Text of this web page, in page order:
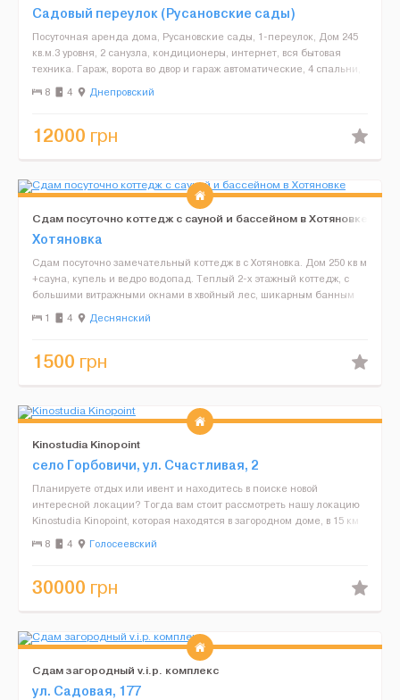
Садовый переулок (Русановские сады)
Посуточная аренда дома, Русановские сады, 1-переулок, Дом 245
кв.м.3 уровня, 2 санузла, кондиционеры, интернет, вся бытовая
техника. Гараж, ворота во двор и гараж автоматические, 4 спальни,
гостиная, бильярдная, джакузи, сауна, к...
8 4 Днепровский
12000 грн
Сдам посуточно коттедж с сауной и бассейном в Хотяновке
Хотяновка
Cдам посуточно замечательный коттедж в с Хотяновка. Дом 250 кв м
+сауна, купель и ведро водопад. Теплый 2-х этажный коттедж, с
большими витражными окнами в хвойный лес, шикарным банным
комплексом состоящим: из сауны до 150 градусо...
1 4 Деснянский
1500 грн
Kinostudia Kinopoint
село Горбовичи, ул. Счастливая, 2
Планируете отдых или ивент и находитесь в поиске новой
интересной локации? Тогда вам стоит рассмотреть нашу локацию
Kinostudia Kinopoint, которая находятся в загородном доме, в 15 км
от КП по Житомирской трассе в Горбовичах.Наша л...
8 4 Голосеевский
30000 грн
Сдам загородный v.i.p. комплекс
ул. Садовая, 177